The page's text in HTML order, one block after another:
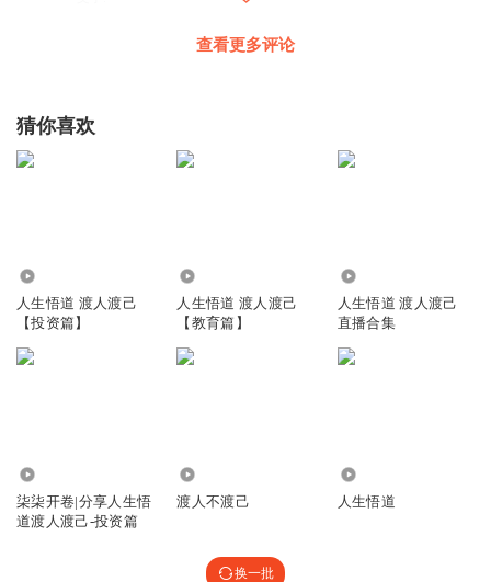
多
纽约金冰回复 @ 五粒纯盐: 这个问题可以反过来问：为什么我没看
到UFO？或者中国为什么报道得较少？ 最近几年美国国防部开始公
布这些视频，这个月好像也要有新一集。 至于每个人该不该信，
同感，就是傲慢自以为是
回复 2023-02-22
查看更多评论
猜你喜欢
人生悟道 渡人渡己
【投资篇】
人生悟道 渡人渡己
【教育篇】
人生悟道 渡人渡己
直播合集
柒柒开卷|分享人生悟
道渡人渡己-投资篇
渡人不渡己 人生悟道
换一批